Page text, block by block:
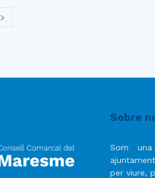
Sobre
Som
per viure,